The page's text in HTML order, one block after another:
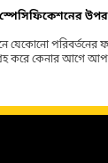
স্পেসিফিকেশনের
যেকোনো পরিবর্তনের
করে কেনার আগে